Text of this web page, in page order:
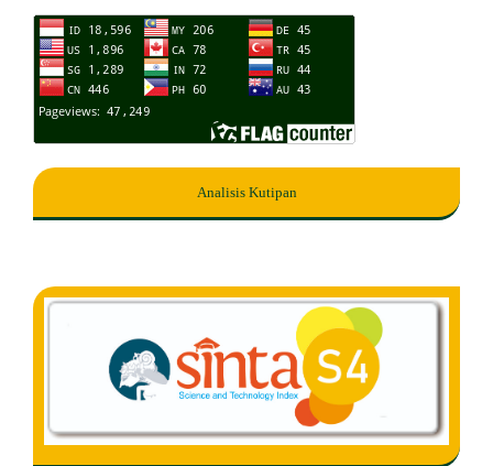
Analisis Kutipan